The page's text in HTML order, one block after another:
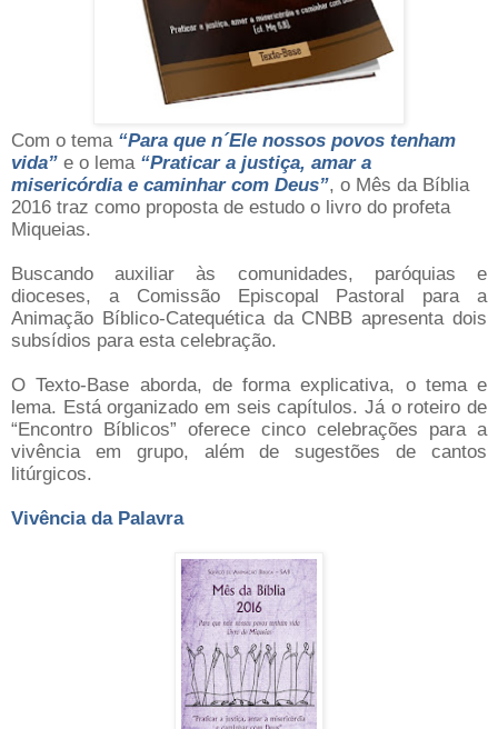
Com o tema “Para que n´Ele nossos povos tenham
vida” e o lema “Praticar a justiça, amar a
misericórdia e caminhar com Deus”, o Mês da Bíblia
2016 traz como proposta de estudo o livro do profeta
Miqueias.
Buscando auxiliar às comunidades, paróquias e
dioceses, a Comissão Episcopal Pastoral para a
Animação Bíblico-Catequética da CNBB apresenta dois
subsídios para esta celebração.
O Texto-Base aborda, de forma explicativa, o tema e
lema. Está organizado em seis capítulos. Já o roteiro de
“Encontro Bíblicos” oferece cinco celebrações para a
vivência em grupo, além de sugestões de cantos
litúrgicos.
Vivência da Palavra